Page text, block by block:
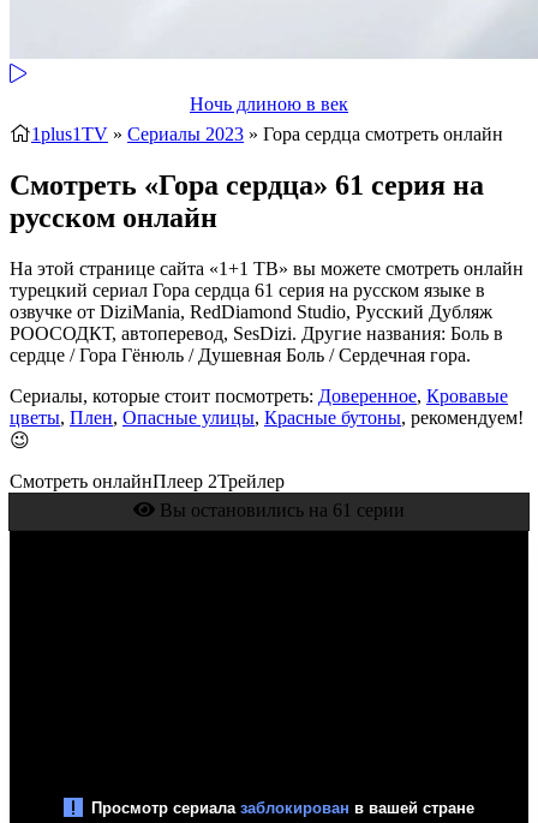
Ночь длиною в век
1plus1TV » Сериалы 2023 » Гора сердца смотреть онлайн
Смотреть «Гора сердца» 61 серия на
русском онлайн
На этой странице сайта «1+1 ТВ» вы можете смотреть онлайн
турецкий сериал Гора сердца 61 серия на русском языке в
озвучке от DiziMania, RedDiamond Studio, Русский Дубляж
РООСОДКТ, автоперевод, SesDizi. Другие названия: Боль в
сердце / Гора Гёнюль / Душевная Боль / Сердечная гора.
Сериалы, которые стоит посмотреть: Доверенное, Кровавые
цветы, Плен, Опасные улицы, Красные бутоны, рекомендуем!
😉
Смотреть онлайнПлеер 2Трейлер
Вы остановились на 61 серии